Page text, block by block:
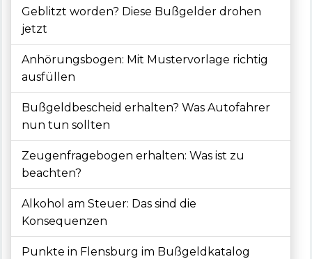
Geblitzt worden? Diese Bußgelder drohen
jetzt
Anhörungsbogen: Mit Mustervorlage richtig
ausfüllen
Bußgeldbescheid erhalten? Was Autofahrer
nun tun sollten
Zeugenfragebogen erhalten: Was ist zu
beachten?
Alkohol am Steuer: Das sind die
Konsequenzen
Punkte in Flensburg im Bußgeldkatalog